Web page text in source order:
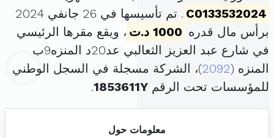
C0133532024
. تم تأسيسها في 26 جانفي 2024
برأس مال قدره 1000 د.ت
، ويقع مقرها الرئيسي
في شارع عبد العزيز الثعالبي عد20د المنزه9ب
المنزه (2092)، الشركة مسجلة في السجل الوطني
للمؤسسات تحت الرقم 1853611Y
.
معلومات حول